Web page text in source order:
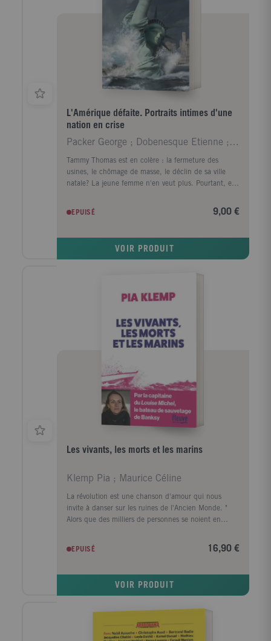
L'Amérique défaite. Portraits intimes d'une
nation en crise
Packer George ; Dobenesque Etienne ; Busnel Franço
Tammy Thomas est en colère : la fermeture des
usines, le chômage de masse, le déclin de sa ville
natale? La jeune femme n'en veut plus. Pourtant, elle
non ? Sauf qu'avec 7,30 dollars de l'heure, pour une
mère de famille, il n'est pas question de rêver, mais
Il nous fait entendre les voix silencieuses d'une
un journaliste, écrivain et dramaturge américain.
2013. « Le grand roman américain de ces trois
Point « Tout le génie du magnifique livre de George
Packer consiste à raconter la ruine d'un pays et de
ses idéaux à hauteur d'homme. » Le Monde Préface
Unis) par Étienne Dobenesque
EPUISÉ 9,00 €
VOIR PRODUIT
Les vivants, les morts et les marins
Klemp Pia ; Maurice Céline
La révolution est une chanson d'amour qui nous
invite à danser sur les ruines de l'Ancien Monde. "
Alors que des milliers de personnes se noient en
cause. Mais quand leurs opérations de sauvetage sont
pour sa liberté et affronter un pouvoir politique qui
est prêt à trahir ses valeurs. Son seul espoir : la
rébellion. Un roman engagé pour éveiller les
EPUISÉ 16,90 €
VOIR PRODUIT